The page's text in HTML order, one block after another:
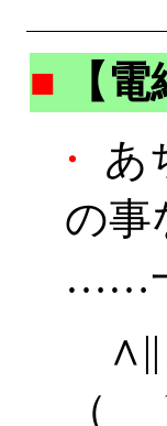
■
【
・
あ
の事
……
（